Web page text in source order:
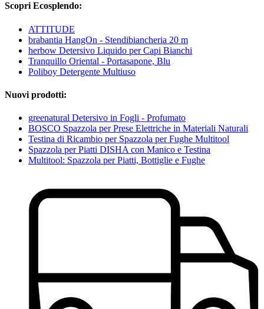
Scopri Ecosplendo:
ATTITUDE
brabantia HangOn - Stendibiancheria 20 m
herbow Detersivo Liquido per Capi Bianchi
Tranquillo Oriental - Portasapone, Blu
Poliboy Detergente Multiuso
Nuovi prodotti:
greenatural Detersivo in Fogli - Profumato
BOSCO Spazzola per Prese Elettriche in Materiali Naturali
Testina di Ricambio per Spazzola per Fughe Multitool
Spazzola per Piatti DISHA con Manico e Testina
Multitool: Spazzola per Piatti, Bottiglie e Fughe